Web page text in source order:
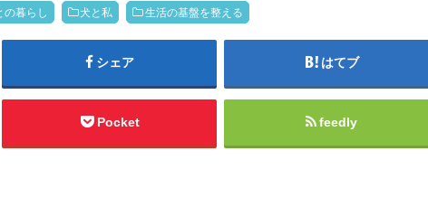
の暮らし 犬と私 生活の基盤を整える
シェア はてブ
Pocket feedly